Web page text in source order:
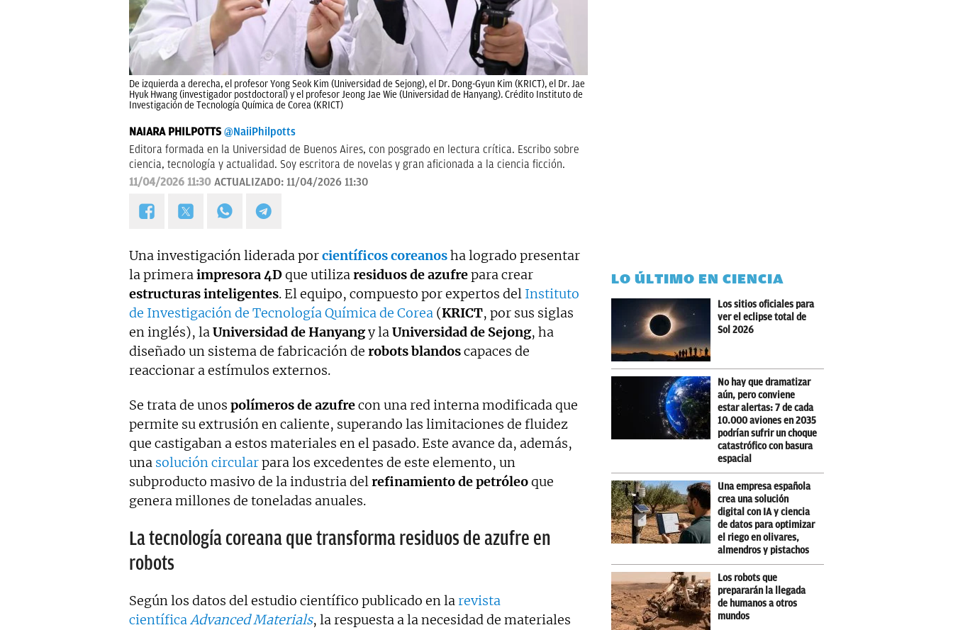
De izquierda a derecha, el profesor Yong Seok Kim (Universidad de Sejong), el Dr. Dong-Gyun Kim (KRICT), el Dr. Jae
Hyuk Hwang (investigador postdoctoral) y el profesor Jeong Jae Wie (Universidad de Hanyang). Crédito Instituto de
Investigación de Tecnología Química de Corea (KRICT)
NAIARA PHILPOTTS @NaiiPhilpotts
Editora formada en la Universidad de Buenos Aires, con posgrado en lectura crítica. Escribo sobre
ciencia, tecnología y actualidad. Soy escritora de novelas y gran aficionada a la ciencia ficción.
11/04/2026 11:30 ACTUALIZADO: 11/04/2026 11:30
Una investigación liderada porcientíficos coreanosha logrado presentar
la primeraimpresora 4Dque utilizaresiduos de azufrepara crear
estructuras inteligentes. El equipo, compuesto por expertos del Instituto
de Investigación de Tecnología Química de Corea (KRICT, por sus siglas
en inglés), laUniversidad de Hanyangy laUniversidad de Sejong, ha
diseñado un sistema de fabricación de robotsblandoscapaces de
reaccionar a estímulos externos.
Se trata de unos polímeros de azufrecon una red interna modificada que
permite su extrusión en caliente, superando las limitaciones de fluidez
que castigaban a estos materiales en el pasado. Este avance da, además,
una solución circularpara los excedentes de este elemento, un
subproducto masivo de la industria delrefinamiento de petróleoque
genera millones de toneladas anuales.
La tecnología coreana que transforma residuos de azufre en
robots
Según los datos del estudio científico publicado en larevista
científicaAdvanced Materials, la respuesta a la necesidad de materiales
LO ÚLTIMO EN CIENCIA
Los sitios oficiales para
ver el eclipse total de
Sol 2026
No hay que dramatizar
aún, pero conviene
estar alertas: 7 de cada
10.000 aviones en 2035
podrían sufrir un choque
catastrófico con basura
espacial
Una empresa española
crea una solución
digital con IA y ciencia
de datos para optimizar
el riego en olivares,
almendros y pistachos
Los robots que
prepararán la llegada
de humanos a otros
mundos